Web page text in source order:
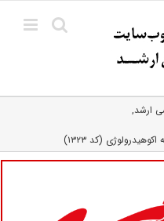
ارشد